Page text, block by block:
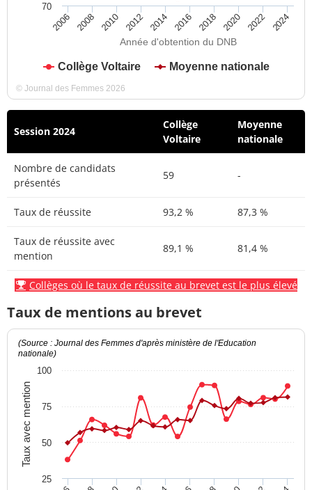
Année d'obtention du DNB
Collège Voltaire Moyenne nationale
2006 2008 2010 2012 2014 2016 2018 2020 2022 2024
70
© Journal des Femmes 2026
Session 2024
Collège
Voltaire
Moyenne
nationale
Nombre de candidats
présentés
59 -
Taux de réussite 93,2 % 87,3 %
Taux de réussite avec
mention
89,1 % 81,4 %
Collèges où le taux de réussite au brevet est le plus élevé
Taux de mentions au brevet
Taux avec mention
(Source : Journal des Femmes d'après ministère de l'Education
nationale)
25
50
75
100